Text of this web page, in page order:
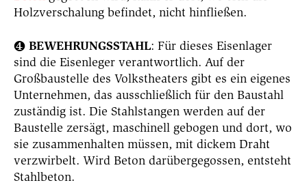
Holzverschalung befindet, nicht hinfließen.
❹ BEWEHRUNGSSTAHL: Für dieses Eisenlager
sind die Eisenleger verantwortlich. Auf der
Großbaustelle des Volkstheaters gibt es ein eigenes
Unternehmen, das ausschließlich für den Baustahl
zuständig ist. Die Stahlstangen werden auf der
Baustelle zersägt, maschinell gebogen und dort, wo
sie zusammenhalten müssen, mit dickem Draht
verzwirbelt. Wird Beton darübergegossen, entsteht
Stahlbeton.